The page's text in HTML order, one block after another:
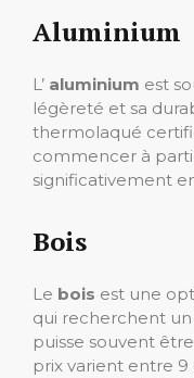
Aluminium
L’ aluminium est
légèreté et sa
thermolaqué
commencer à
significativement
Bois
Le bois est une
qui recherchent
puisse souvent
prix varient entre